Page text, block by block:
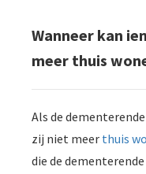
Wanneer kan
meer thuis
Als de
zij niet meer thuis
die de